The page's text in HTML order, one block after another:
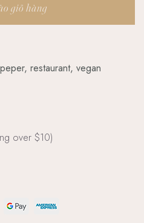
giỏ hàng
peper, restaurant, vegan
over $10)